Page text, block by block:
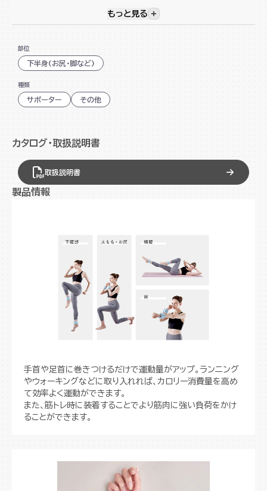
さらに、固定は面ファスナー式のため簡単に着脱できます。
フォルムで見た目もかわいいデザインです。
め、美脚作りに
伸縮性の高いゴムベルト
視覚的に非表示のコンテンツを
もっと見る
部位
下半身(お尻・脚など)
種類
サポーター その他
カタログ・取扱説明書
取扱説明書
製品情報
手首や足首に巻きつけるだけで運動量がアップ。ランニング
やウォーキングなどに取り入れれば、カロリー消費量を高め
て効率よく運動ができます。
また、筋トレ時に装着することでより筋肉に強い負荷をかけ
ることができます。